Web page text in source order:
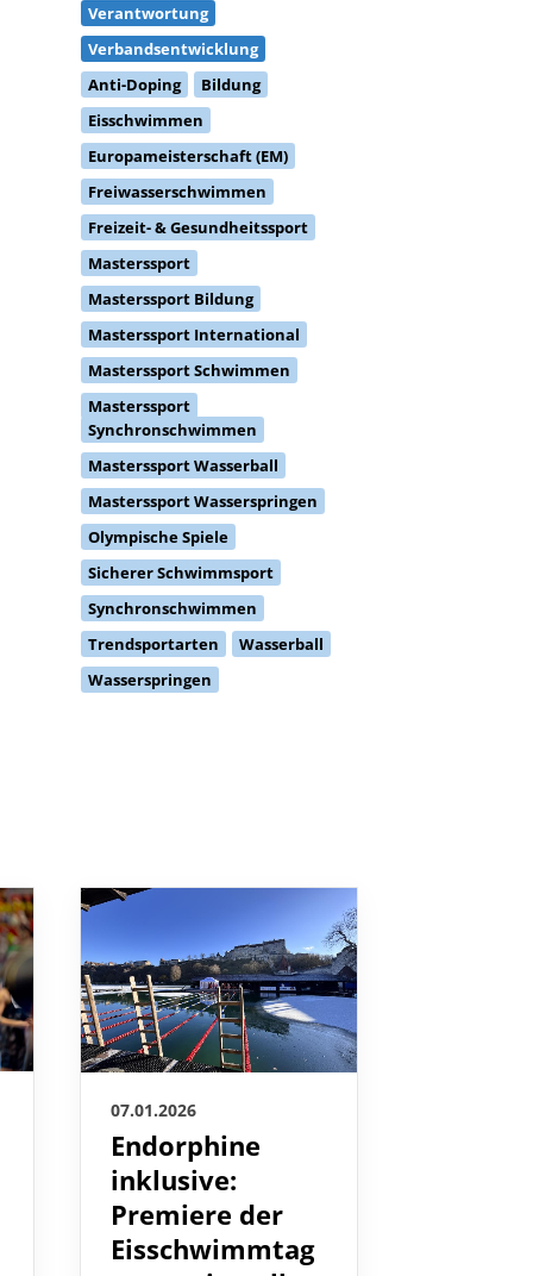
Verantwortung
Verbandsentwicklung
Anti-Doping
Bildung
Eisschwimmen
Europameisterschaft (EM)
Freiwasserschwimmen
Freizeit- & Gesundheitssport
Masterssport
Masterssport Bildung
Masterssport International
Masterssport Schwimmen
Masterssport
Synchronschwimmen
Masterssport Wasserball
Masterssport Wasserspringen
Olympische Spiele
Sicherer Schwimmsport
Synchronschwimmen
Trendsportarten
Wasserball
Wasserspringen
07.01.2026
Endorphine
inklusive:
Premiere der
Eisschwimmtag